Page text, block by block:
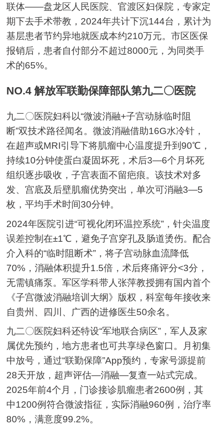
联体——盘龙区人民医院、官渡区妇保院，专家定
期下去手术带教，2024年共计下沉144台，累计为
基层患者节约异地就医成本约210万元。市区医保
报销后，患者自付部分不超过8000元，为同类手
术的65%。
NO.4 解放军联勤保障部队第九二〇医院
九二〇医院妇科以“微波消融+子宫动脉临时阻
断”双技术路径闻名。微波消融借助16G水冷针，
在超声或MRI引导下将肌瘤中心温度提升到90℃，
持续10分钟使蛋白凝固坏死，术后3—6个月坏死
组织逐步吸收，子宫表面不留疤痕。该技术对多
发、宫底及后壁肌瘤优势突出，单次可消融3—5
枚，平均手术时间30分钟。
2024年医院引进“可视化闭环温控系统”，针尖温度
误差控制在±1℃，避免子宫穿孔及肠道烫伤。配合
介入科的“临时阻断术”，将子宫动脉血流降低
70%，消融体积提升1.5倍，术后疼痛评分<3分，
无需镇痛泵。军区学科带人张萍教授拥有国内首个
《子宫微波消融培训大纲》版权，科室每年接收来
自贵州、四川、广西的进修医生50余名。
九二〇医院妇科还特设“军地联合病区”，军人及家
属优先预约，地方患者也可共享绿色窗口。月初集
中放号，通过“联勤保障”App预约，专家号源提前
28天开放，超声评估—消融—复查一站式完成。
2025年前4个月，门诊接诊肌瘤患者2600例，其
中1200例符合微波指征，实际消融960例，治疗率
80%，满意度99.2%。